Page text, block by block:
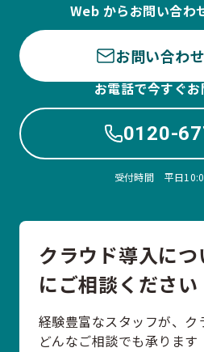
Web からお問い合
お問い合わ
お電話で今すぐ
0120-
受付時間 平日
クラウド導入に
にご相談ください
経験豊富なスタッフが、ク
どんなご相談でも承ります